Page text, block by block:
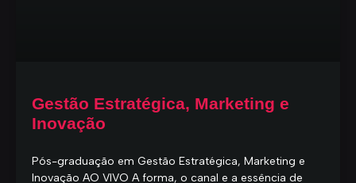
Gestão Estratégica, Marketing e
Inovação
Pós-graduação em Gestão Estratégica, Marketing e
Inovação AO VIVO A forma, o canal e a essência de